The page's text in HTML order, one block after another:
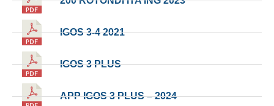
IGOS 3-4 2021
IGOS 3 PLUS
APP IGOS 3 PLUS – 2024